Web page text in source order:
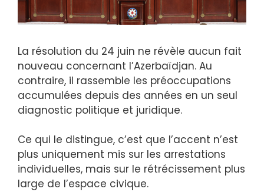
La résolution du 24 juin ne révèle aucun fait
nouveau concernant l’Azerbaïdjan. Au
contraire, il rassemble les préoccupations
accumulées depuis des années en un seul
diagnostic politique et juridique.
Ce qui le distingue, c’est que l’accent n’est
plus uniquement mis sur les arrestations
individuelles, mais sur le rétrécissement plus
large de l’espace civique.